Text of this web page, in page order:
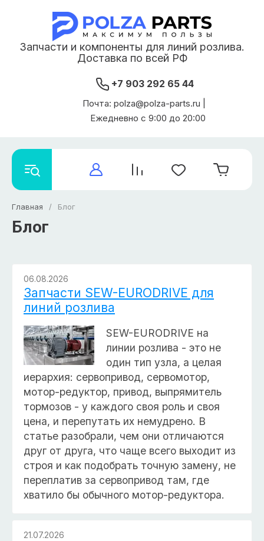
Запчасти и компоненты для линий розлива.
Доставка по всей РФ
+7 903 292 65 44
Почта: polza@polza-parts.ru |
Ежедневно с 9:00 до 20:00
Главная / Блог
Блог
06.08.2026
Запчасти SEW-EURODRIVE для
линий розлива
SEW-EURODRIVE на
линии розлива - это не
один тип узла, а целая
иерархия: сервопривод, сервомотор,
мотор-редуктор, привод, выпрямитель
тормозов - у каждого своя роль и своя
цена, и перепутать их немудрено. В
статье разобрали, чем они отличаются
друг от друга, что чаще всего выходит из
строя и как подобрать точную замену, не
переплатив за сервопривод там, где
хватило бы обычного мотор-редуктора.
21.07.2026